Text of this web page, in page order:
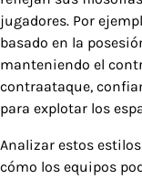
jugadores. Por
basado en la
manteniendo el
contraataque,
para explotar los
Analizar estos
cómo los equipos